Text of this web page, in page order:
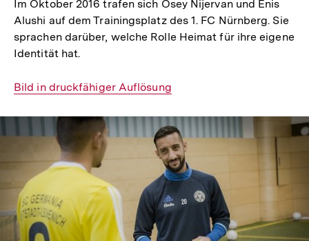
Im Oktober 2016 trafen sich Osey Nijervan und Enis
Alushi auf dem Trainingsplatz des 1. FC Nürnberg. Sie
sprachen darüber, welche Rolle Heimat für ihre eigene
Identität hat.
Interner
Bild in druckfähiger Auflösung
In
Lightbox
öffnen